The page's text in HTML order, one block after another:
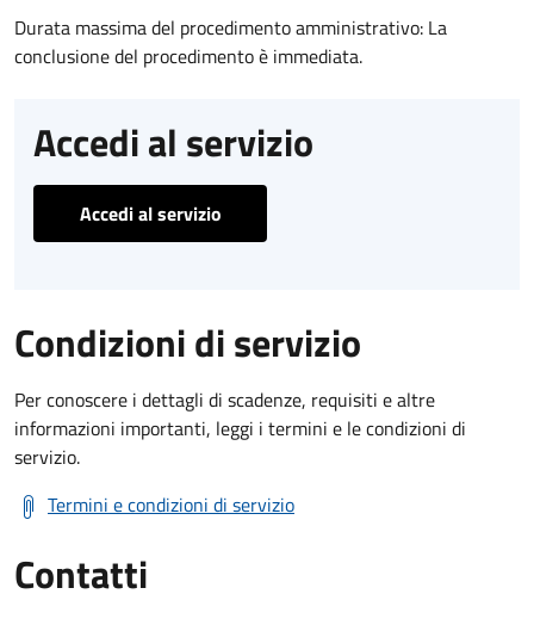
Durata massima del procedimento amministrativo: La
conclusione del procedimento è immediata.
Accedi al servizio
Accedi al servizio
Condizioni di servizio
Per conoscere i dettagli di scadenze, requisiti e altre
informazioni importanti, leggi i termini e le condizioni di
servizio.
Termini e condizioni di servizio
Contatti